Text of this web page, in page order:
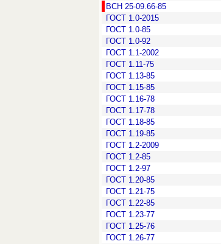
ВСН 25-09.66-85
ГОСТ 1.0-2015
ГОСТ 1.0-85
ГОСТ 1.0-92
ГОСТ 1.1-2002
ГОСТ 1.11-75
ГОСТ 1.13-85
ГОСТ 1.15-85
ГОСТ 1.16-78
ГОСТ 1.17-78
ГОСТ 1.18-85
ГОСТ 1.19-85
ГОСТ 1.2-2009
ГОСТ 1.2-85
ГОСТ 1.2-97
ГОСТ 1.20-85
ГОСТ 1.21-75
ГОСТ 1.22-85
ГОСТ 1.23-77
ГОСТ 1.25-76
ГОСТ 1.26-77